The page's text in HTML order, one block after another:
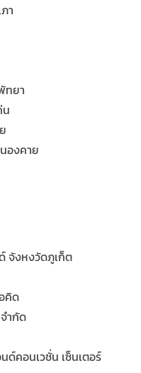
า
ทยา
องคาย
จังหงวัดภูเก็ต
คิด
ำกัด
ด์คอนเวชั่น เซ็นเตอร์